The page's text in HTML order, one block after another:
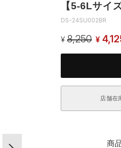
【5-6Lサイ
DS-24SU002BR
¥ 8,250 ¥
店舗在
商